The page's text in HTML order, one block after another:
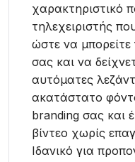
χαρακτηριστικό
τηλεχειριστής
ώστε να μπορείτε
σας και να
αυτόματες
ακατάστατο
branding σας και
βίντεο χωρίς
Ιδανικό για